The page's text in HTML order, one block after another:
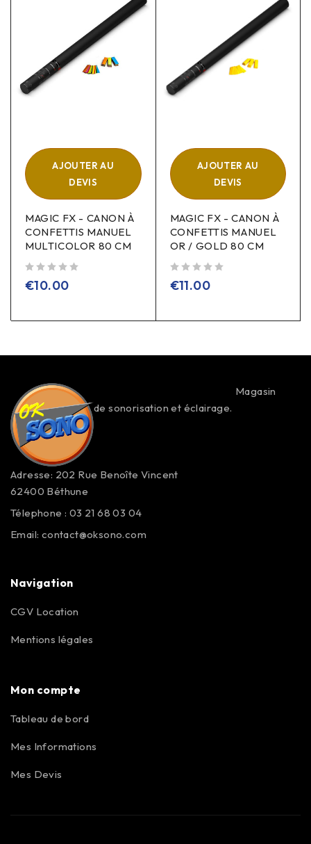
AJOUTER AU
DEVIS
MAGIC FX - CANON À
CONFETTIS MANUEL
MULTICOLOR 80 CM
€10.00
AJOUTER AU
DEVIS
MAGIC FX - CANON À
CONFETTIS MANUEL
OR / GOLD 80 CM
€11.00
Magasin
de sonorisation et éclairage.
Adresse: 202 Rue Benoîte Vincent
62400 Béthune
Télephone : 03 21 68 03 04
Email: contact@oksono.com
Navigation
CGV Location
Mentions légales
Mon compte
Tableau de bord
Mes Informations
Mes Devis